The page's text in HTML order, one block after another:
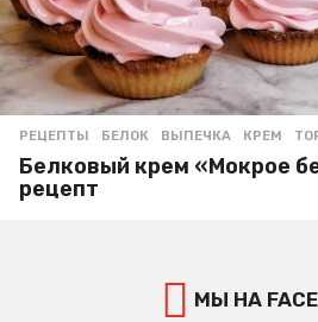
РЕЦЕПТЫ БЕЛОК ,ВЫПЕЧКА ,КРЕМ ,
Белковый крем «Мокрое
рецепт
МЫ НА